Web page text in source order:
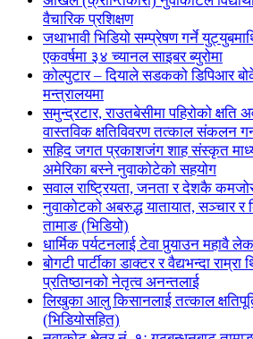
वैचारिक प्रशिक्षण
जथाभावी भिडियो सम्प्रेषण गर्ने
एकवर्षमा ३४ च्यानल साइबर ब्युरोमा
कोल्पुटार – दियाले सडकको डिपिआर
मन्त्रालयमा
समुन्द्रटार, राउतबेसीमा पहिरोको क्षति
वास्तविक क्षतिविवरण तत्काल संकलन
सहिद जगत प्रकाशजंग शाह संस्कृत
अमेरिका बस्ने नुवाकोटेको सहयोग
सवाल राष्ट्रियता, जनता र देशकै
नुवाकोटको अबरुद्ध यातायात, सञ्चार
तामाङ (भिडियो)
धार्मिक पर्यटनलाई टेवा पुर्‍याउन महावै
बोगटी पार्टीका डाक्टर र वैद्यभन्दा
प्रतिष्ठानको नेतृत्व अनन्तलाई
लिखुका आलु किसानलाई तत्काल
(भिडियोसहित)